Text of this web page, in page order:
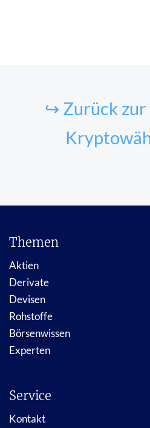
↪ Zurück zur
Themen
Aktien
Derivate
Devisen
Rohstoffe
Börsenwissen
Experten
Service
Kontakt